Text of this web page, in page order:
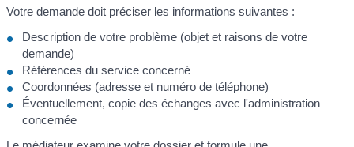
Votre demande doit préciser les informations suivantes :
Description de votre problème (objet et raisons de votre
demande)
Références du service concerné
Coordonnées (adresse et numéro de téléphone)
Éventuellement, copie des échanges avec l'administration
concernée